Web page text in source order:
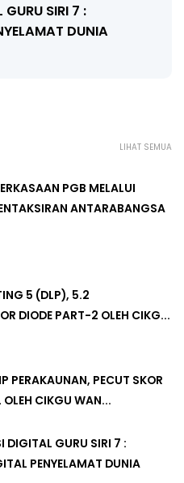
LENSA
LIHAT SEMUA
PGB MELALUI
ANTARABANGSA
5 (DLP), 5.2
DIODE PART-2 OLEH CIKG...
PERAKAUNAN, PECUT SKOR
OLEH CIKGU WAN...
DIGITAL GURU SIRI 7 :
PENYELAMAT DUNIA